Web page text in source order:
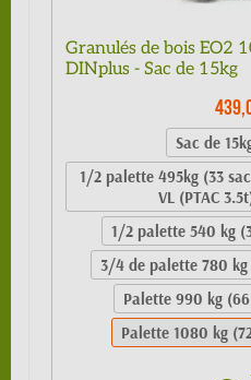
Granulés de bois EO2
DINplus - Sac de 15kg
Sac de
1/2 palette 495kg (33
VL (PTAC
1/2 palette 540 kg
3/4 de palette 780 kg
Palette 990 kg
Palette 1080 kg